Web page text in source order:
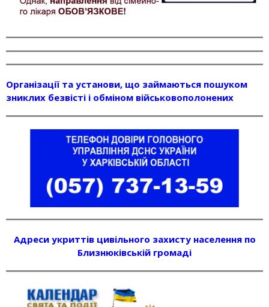
Організації та установи, що займаються пошуком
зниклих безвісті і обміном військовополонених
Адреси укриттів цивільного захисту населення по
Близнюківській громаді